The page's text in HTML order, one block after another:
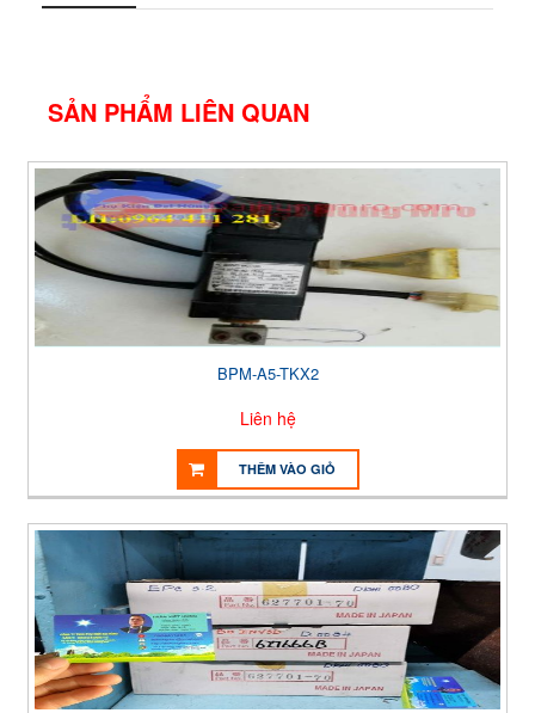
SẢN PHẨM LIÊN QUAN
BPM-A5-TKX2
Liên hệ
THÊM VÀO GIỎ